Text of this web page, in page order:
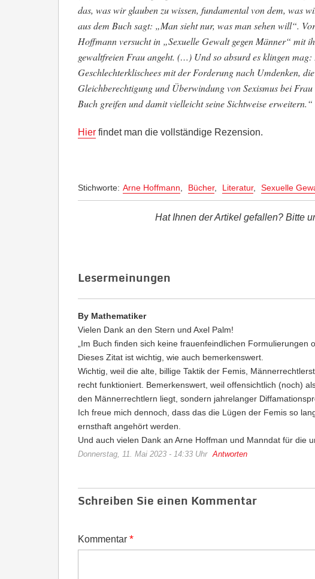
das, was wir glauben zu wissen, fundamental von dem, was
aus dem Buch sagt: „Man sieht nur, was man sehen will“.
Hoffmann versucht in „Sexuelle Gewalt gegen Männer“ mit
gewaltfreien Frau angeht. (…) Und so absurd es klingen
Geschlechterklischees mit der Forderung nach Umdenken,
Gleichberechtigung und Überwindung von Sexismus bei
Buch greifen und damit vielleicht seine Sichtweise erweitern.“
Hierfindet man die vollständige Rezension.
Stichworte: Arne Hoffmann Bücher, Literatur, Sexuelle
Hat Ihnen der Artikel gefallen? Bitte
Lesermeinungen
By Mathematiker
Vielen Dank an den Stern und Axel Palm!
„Im Buch finden sich keine frauenfeindlichen Formulierungen
Dieses Zitat ist wichtig, wie auch bemerkenswert.
Wichtig, weil die alte, billige Taktik der Femis,
recht funktioniert. Bemerkenswert, weil offensichtlich (noch)
den Männerrechtlern liegt, sondern jahrelanger
Ich freue mich dennoch, dass das die Lügen der Femis so
ernsthaft angehört werden.
Und auch vielen Dank an Arne Hoffman und Manndat für die
Donnerstag, 11. Mai 2023 - 14:33 Uhr Antworten
Schreiben Sie einen Kommentar
Kommentar *